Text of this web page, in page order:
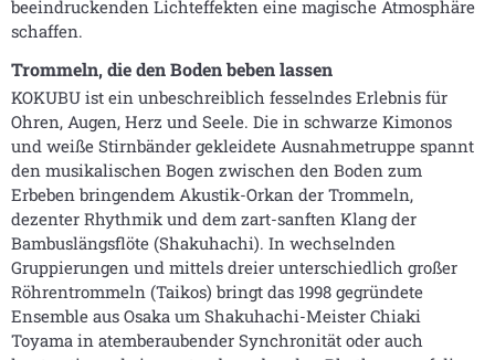
beeindruckenden Lichteffekten eine magische Atmosphäre
schaffen.
Trommeln, die den Boden beben lassen
KOKUBU ist ein unbeschreiblich fesselndes Erlebnis für
Ohren, Augen, Herz und Seele. Die in schwarze Kimonos
und weiße Stirnbänder gekleidete Ausnahmetruppe spannt
den musikalischen Bogen zwischen den Boden zum
Erbeben bringendem Akustik-Orkan der Trommeln,
dezenter Rhythmik und dem zart-sanften Klang der
Bambuslängsflöte (Shakuhachi). In wechselnden
Gruppierungen und mittels dreier unterschiedlich großer
Röhrentrommeln (Taikos) bringt das 1998 gegründete
Ensemble aus Osaka um Shakuhachi-Meister Chiaki
Toyama in atemberaubender Synchronität oder auch